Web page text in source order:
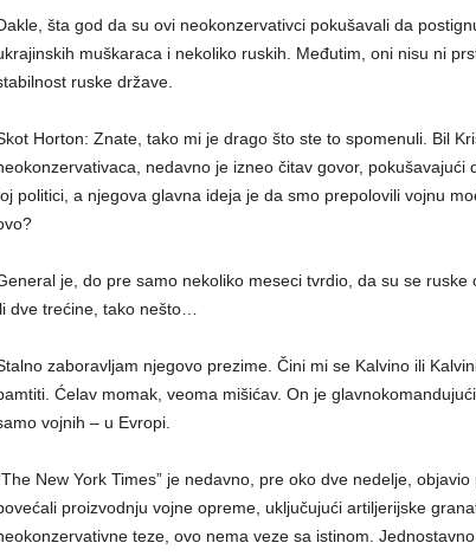
šta god da su ovi neokonzervativci pokušavali da
muškaraca i nekoliko ruskih. Međutim, oni nisu ni
ruske države.
Horton: Znate, tako mi je drago što ste to spomenuli. Bil
nedavno je izneo čitav govor, pokušavajući
politici, a njegova glavna ideja je da smo prepolovili vojnu
je, do pre samo nekoliko meseci tvrdio, da su se
dve trećine, tako nešto…
zaboravljam njegovo prezime. Čini mi se Kalvino ili
Ćelav momak, veoma mišićav. On je
vojnih – u Evropi.
New York Times” je nedavno, pre oko dve nedelje,
proizvodnju vojne opreme, uključujući artiljerijske
teze, ovo nema veze sa istinom.